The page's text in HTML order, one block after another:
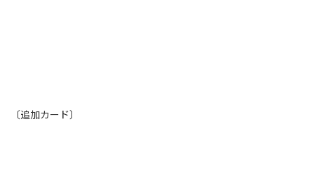
〔追加カード〕